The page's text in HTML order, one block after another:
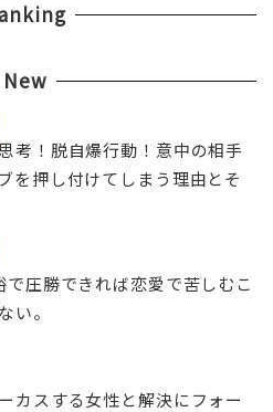
New
考！脱自爆行動！意中の相手
を押し付けてしまう理由とそ
で圧勝できれば恋愛で苦しむこ
い。
カスする女性と解決にフォー